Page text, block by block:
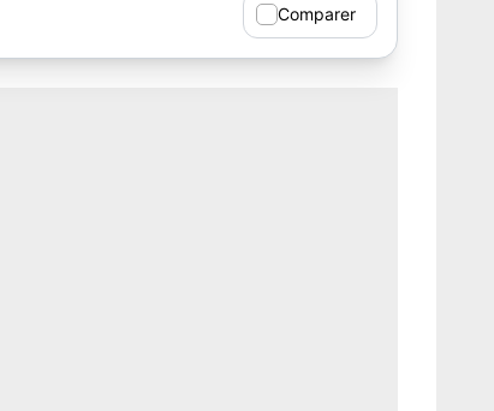
Comparer